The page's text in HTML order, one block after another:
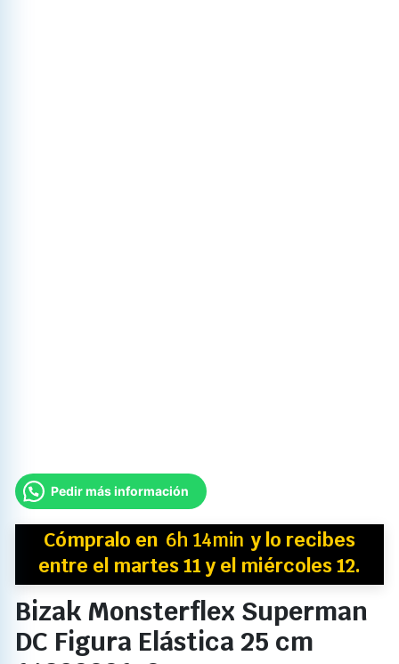
Pedir más información
Cómpralo en 6h 14min y lo recibes
entre el martes 11 y el miércoles 12.
Bizak Monsterflex Superman
DC Figura Elástica 25 cm